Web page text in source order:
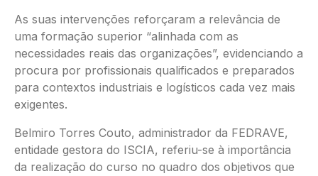
As suas intervenções reforçaram a relevância de
uma formação superior “alinhada com as
necessidades reais das organizações”, evidenciando a
procura por profissionais qualificados e preparados
para contextos industriais e logísticos cada vez mais
exigentes.
Belmiro Torres Couto, administrador da FEDRAVE,
entidade gestora do ISCIA, referiu-se à importância
da realização do curso no quadro dos objetivos que